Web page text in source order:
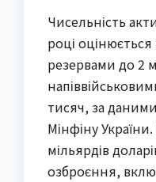
Чисельність
році
резервами до 2
тисяч, за даними
Мінфіну
мільярдів
озброєння,